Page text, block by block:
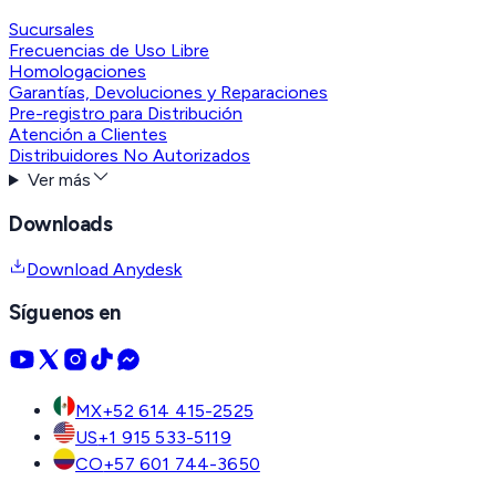
Sucursales
Frecuencias de Uso Libre
Homologaciones
Garantías, Devoluciones y Reparaciones
Pre-registro para Distribución
Atención a Clientes
Distribuidores No Autorizados
Ver más
Downloads
Download Anydesk
Síguenos en
MX+52 614 415-2525
US+1 915 533-5119
CO+57 601 744-3650